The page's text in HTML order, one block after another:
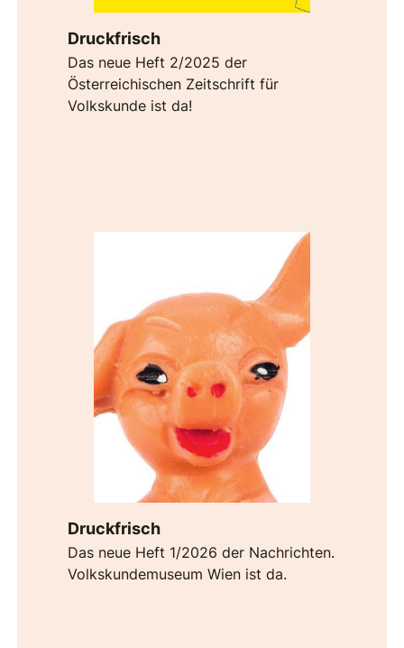
Druckfrisch
Das neue Heft 2/2025 der
Österreichischen Zeitschrift für
Volkskunde ist da!
Druckfrisch
Das neue Heft 1/2026 der Nachrichten.
Volkskundemuseum Wien ist da.